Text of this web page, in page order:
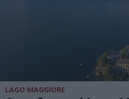
LAGO MAGGIORE